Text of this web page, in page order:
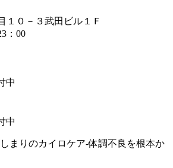
１０－３武田ビル１Ｆ
：00
中
中
まりのカイロケア-体調不良を根本か